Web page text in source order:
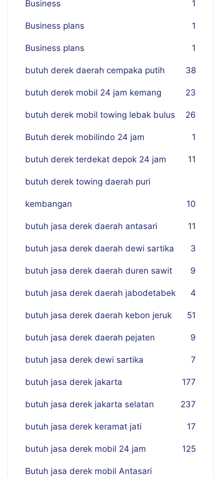
Business 1
Business plans 1
Business plans 1
butuh derek daerah cempaka putih 38
butuh derek mobil 24 jam kemang 23
butuh derek mobil towing lebak bulus 26
Butuh derek mobilindo 24 jam 1
butuh derek terdekat depok 24 jam 11
butuh derek towing daerah puri
kembangan 10
butuh jasa derek daerah antasari 11
butuh jasa derek daerah dewi sartika 3
butuh jasa derek daerah duren sawit 9
butuh jasa derek daerah jabodetabek 4
butuh jasa derek daerah kebon jeruk 51
butuh jasa derek daerah pejaten 9
butuh jasa derek dewi sartika 7
butuh jasa derek jakarta 177
butuh jasa derek jakarta selatan 237
butuh jasa derek keramat jati 17
butuh jasa derek mobil 24 jam 125
Butuh jasa derek mobil Antasari